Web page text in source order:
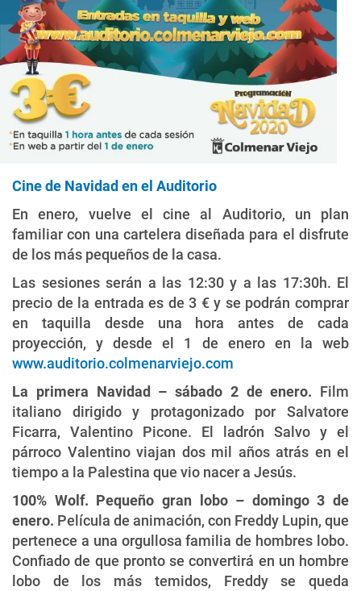
Cine de Navidad en el Auditorio
En enero, vuelve el cine al Auditorio, un plan
familiar con una cartelera diseñada para el disfrute
de los más pequeños de la casa.
Las sesiones serán a las 12:30 y a las 17:30h. El
precio de la entrada es de 3 € y se podrán comprar
en taquilla desde una hora antes de cada
proyección, y desde el 1 de enero en la web
www.auditorio.colmenarviejo.com
La primera Navidad – sábado 2 de enero. Film
italiano dirigido y protagonizado por Salvatore
Ficarra, Valentino Picone. El ladrón Salvo y el
párroco Valentino viajan dos mil años atrás en el
tiempo a la Palestina que vio nacer a Jesús.
100% Wolf. Pequeño gran lobo – domingo 3 de
enero. Película de animación, con Freddy Lupin, que
pertenece a una orgullosa familia de hombres lobo.
Confiado de que pronto se convertirá en un hombre
lobo de los más temidos, Freddy se queda